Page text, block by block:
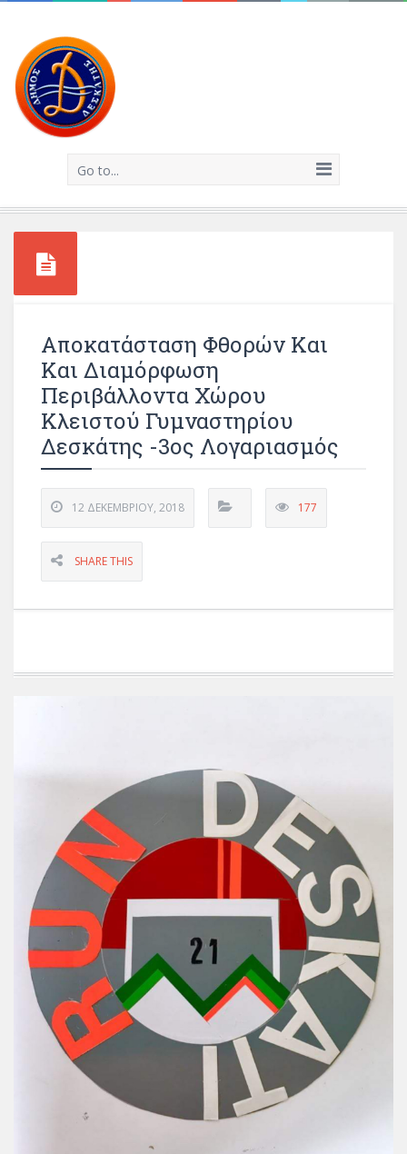
Go to...
Αποκατάσταση Φθορών Και
Και Διαμόρφωση
Περιβάλλοντα Χώρου
Κλειστού Γυμναστηρίου
Δεσκάτης -3ος Λογαριασμός
12 ΔΕΚΕΜΒΡΊΟΥ, 2018 177
SHARE THIS